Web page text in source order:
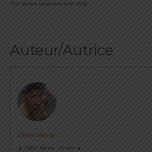
Trail Session Magazine, Août 2016
Auteur/Autrice
Cédric Masip
▲ Cédric Masip - 42 ans ▲